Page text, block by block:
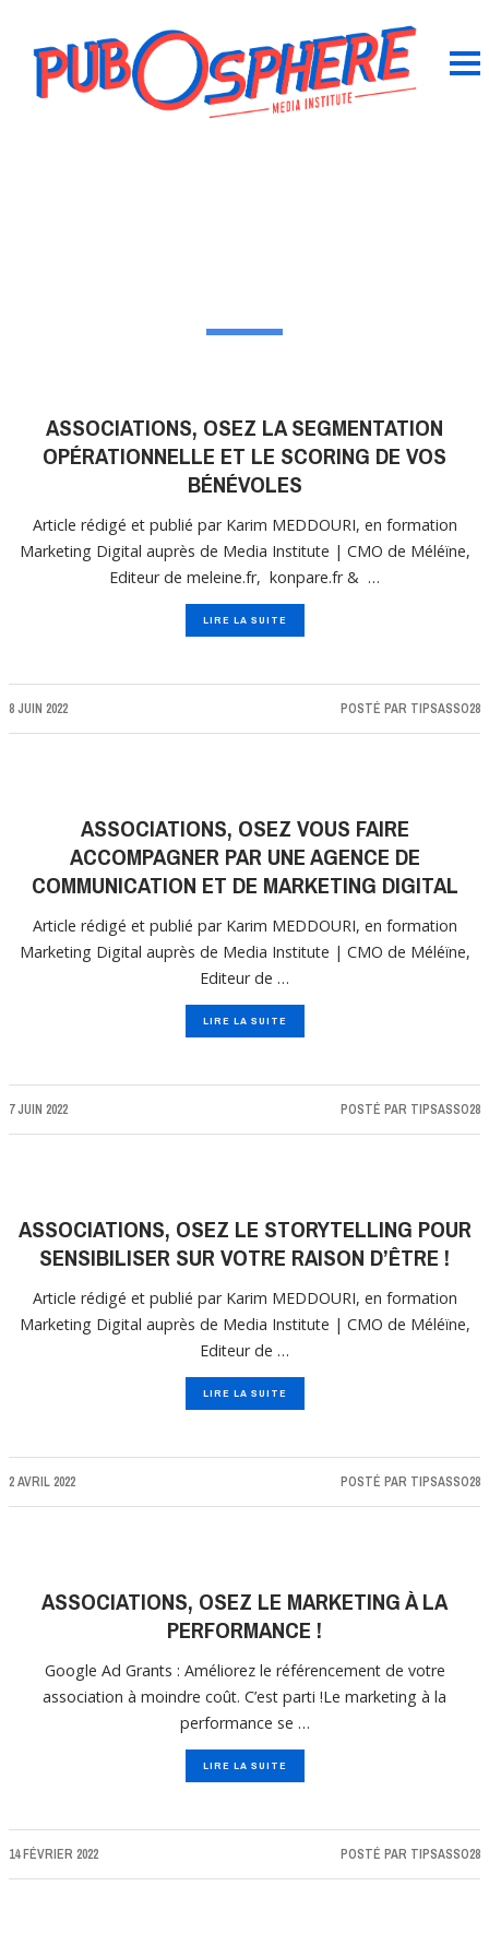
ASSOCIATIONS, OSEZ LA SEGMENTATION
OPÉRATIONNELLE ET LE SCORING DE VOS
BÉNÉVOLES
Article rédigé et publié par Karim MEDDOURI, en formation
Marketing Digital auprès de Media Institute | CMO de Méléïne,
Editeur de meleine.fr, konpare.fr & …
LIRE LA SUITE
8 JUIN 2022 POSTÉ PAR TIPSASSO28
ASSOCIATIONS, OSEZ VOUS FAIRE
ACCOMPAGNER PAR UNE AGENCE DE
COMMUNICATION ET DE MARKETING DIGITAL
Article rédigé et publié par Karim MEDDOURI, en formation
Marketing Digital auprès de Media Institute | CMO de Méléïne,
Editeur de …
LIRE LA SUITE
7 JUIN 2022 POSTÉ PAR TIPSASSO28
ASSOCIATIONS, OSEZ LE STORYTELLING POUR
SENSIBILISER SUR VOTRE RAISON D’ÊTRE !
Article rédigé et publié par Karim MEDDOURI, en formation
Marketing Digital auprès de Media Institute | CMO de Méléïne,
Editeur de …
LIRE LA SUITE
2 AVRIL 2022 POSTÉ PAR TIPSASSO28
ASSOCIATIONS, OSEZ LE MARKETING À LA
PERFORMANCE !
Google Ad Grants : Améliorez le référencement de votre
association à moindre coût. C’est parti !Le marketing à la
performance se …
LIRE LA SUITE
14 FÉVRIER 2022 POSTÉ PAR TIPSASSO28